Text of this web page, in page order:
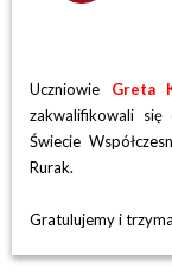
Uczniowie Greta
zakwalifikowali
Świecie
Rurak.
Gratulujemy i